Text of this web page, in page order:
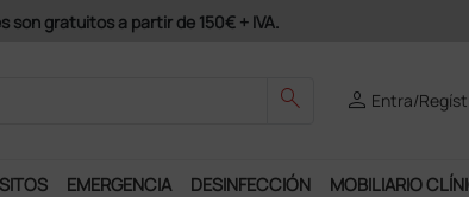
de muchos servicios exclusivos.
search person Entra/
EMERGENCIA DESINFECCIÓN MOBILIARIO